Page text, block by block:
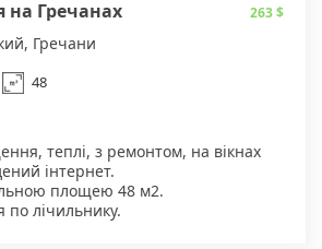
Гречанах
263 $
Гречани
48
теплі, з ремонтом, на вікнах
інтернет.
площею 48 м2.
по лічильнику.